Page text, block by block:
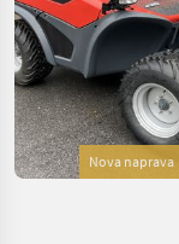
Nova naprava